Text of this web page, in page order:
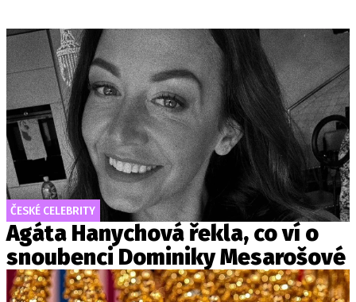
ČESKÉ CELEBRITY
Agáta Hanychová řekla, co ví o
snoubenci Dominiky Mesarošové